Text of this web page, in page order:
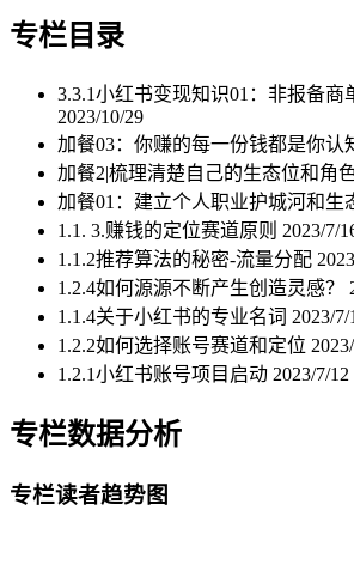
专栏目录
3.3.1小红书变现知识01：非报备商
2023/10/29
加餐03：你赚的每一份钱都是你认
加餐2|梳理清楚自己的生态位和角
加餐01：建立个人职业护城河和生
1.1. 3.赚钱的定位赛道原则 2023/7/
1.1.2推荐算法的秘密-流量分配
1.2.4如何源源不断产生创造灵感？
1.1.4关于小红书的专业名词 2023/7/
1.2.2如何选择账号赛道和定位
1.2.1小红书账号项目启动 2023/7/12
专栏数据分析
专栏读者趋势图